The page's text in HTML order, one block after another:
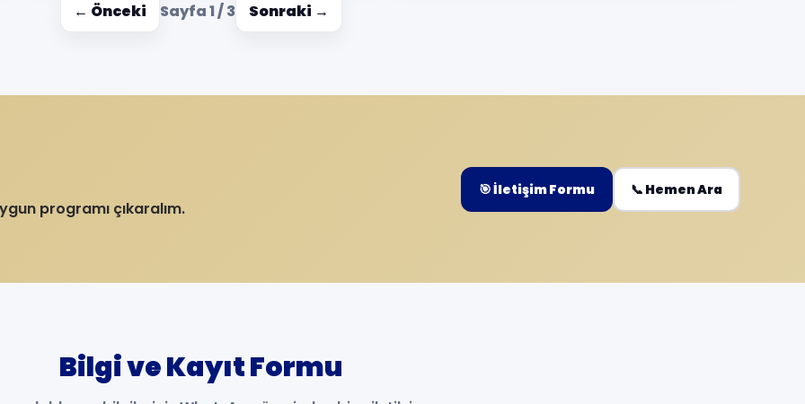
← Önceki Sayfa 1 / 3 Sonraki →
programı çıkaralım.
🎯 İletişim Formu 📞 Hemen Ara
Bilgi ve Kayıt Formu